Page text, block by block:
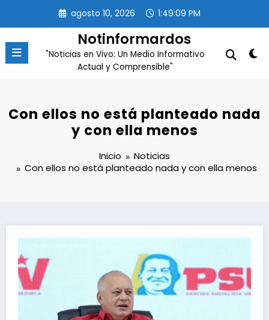
contenido
agosto 10, 2026 1:49:09 PM
Notinformardos
"Noticias en Vivo: Un Medio Informativo
Actual y Comprensible"
Con ellos no está planteado nada
y con ella menos
Inicio
Noticias
Con ellos no está planteado nada y con ella menos